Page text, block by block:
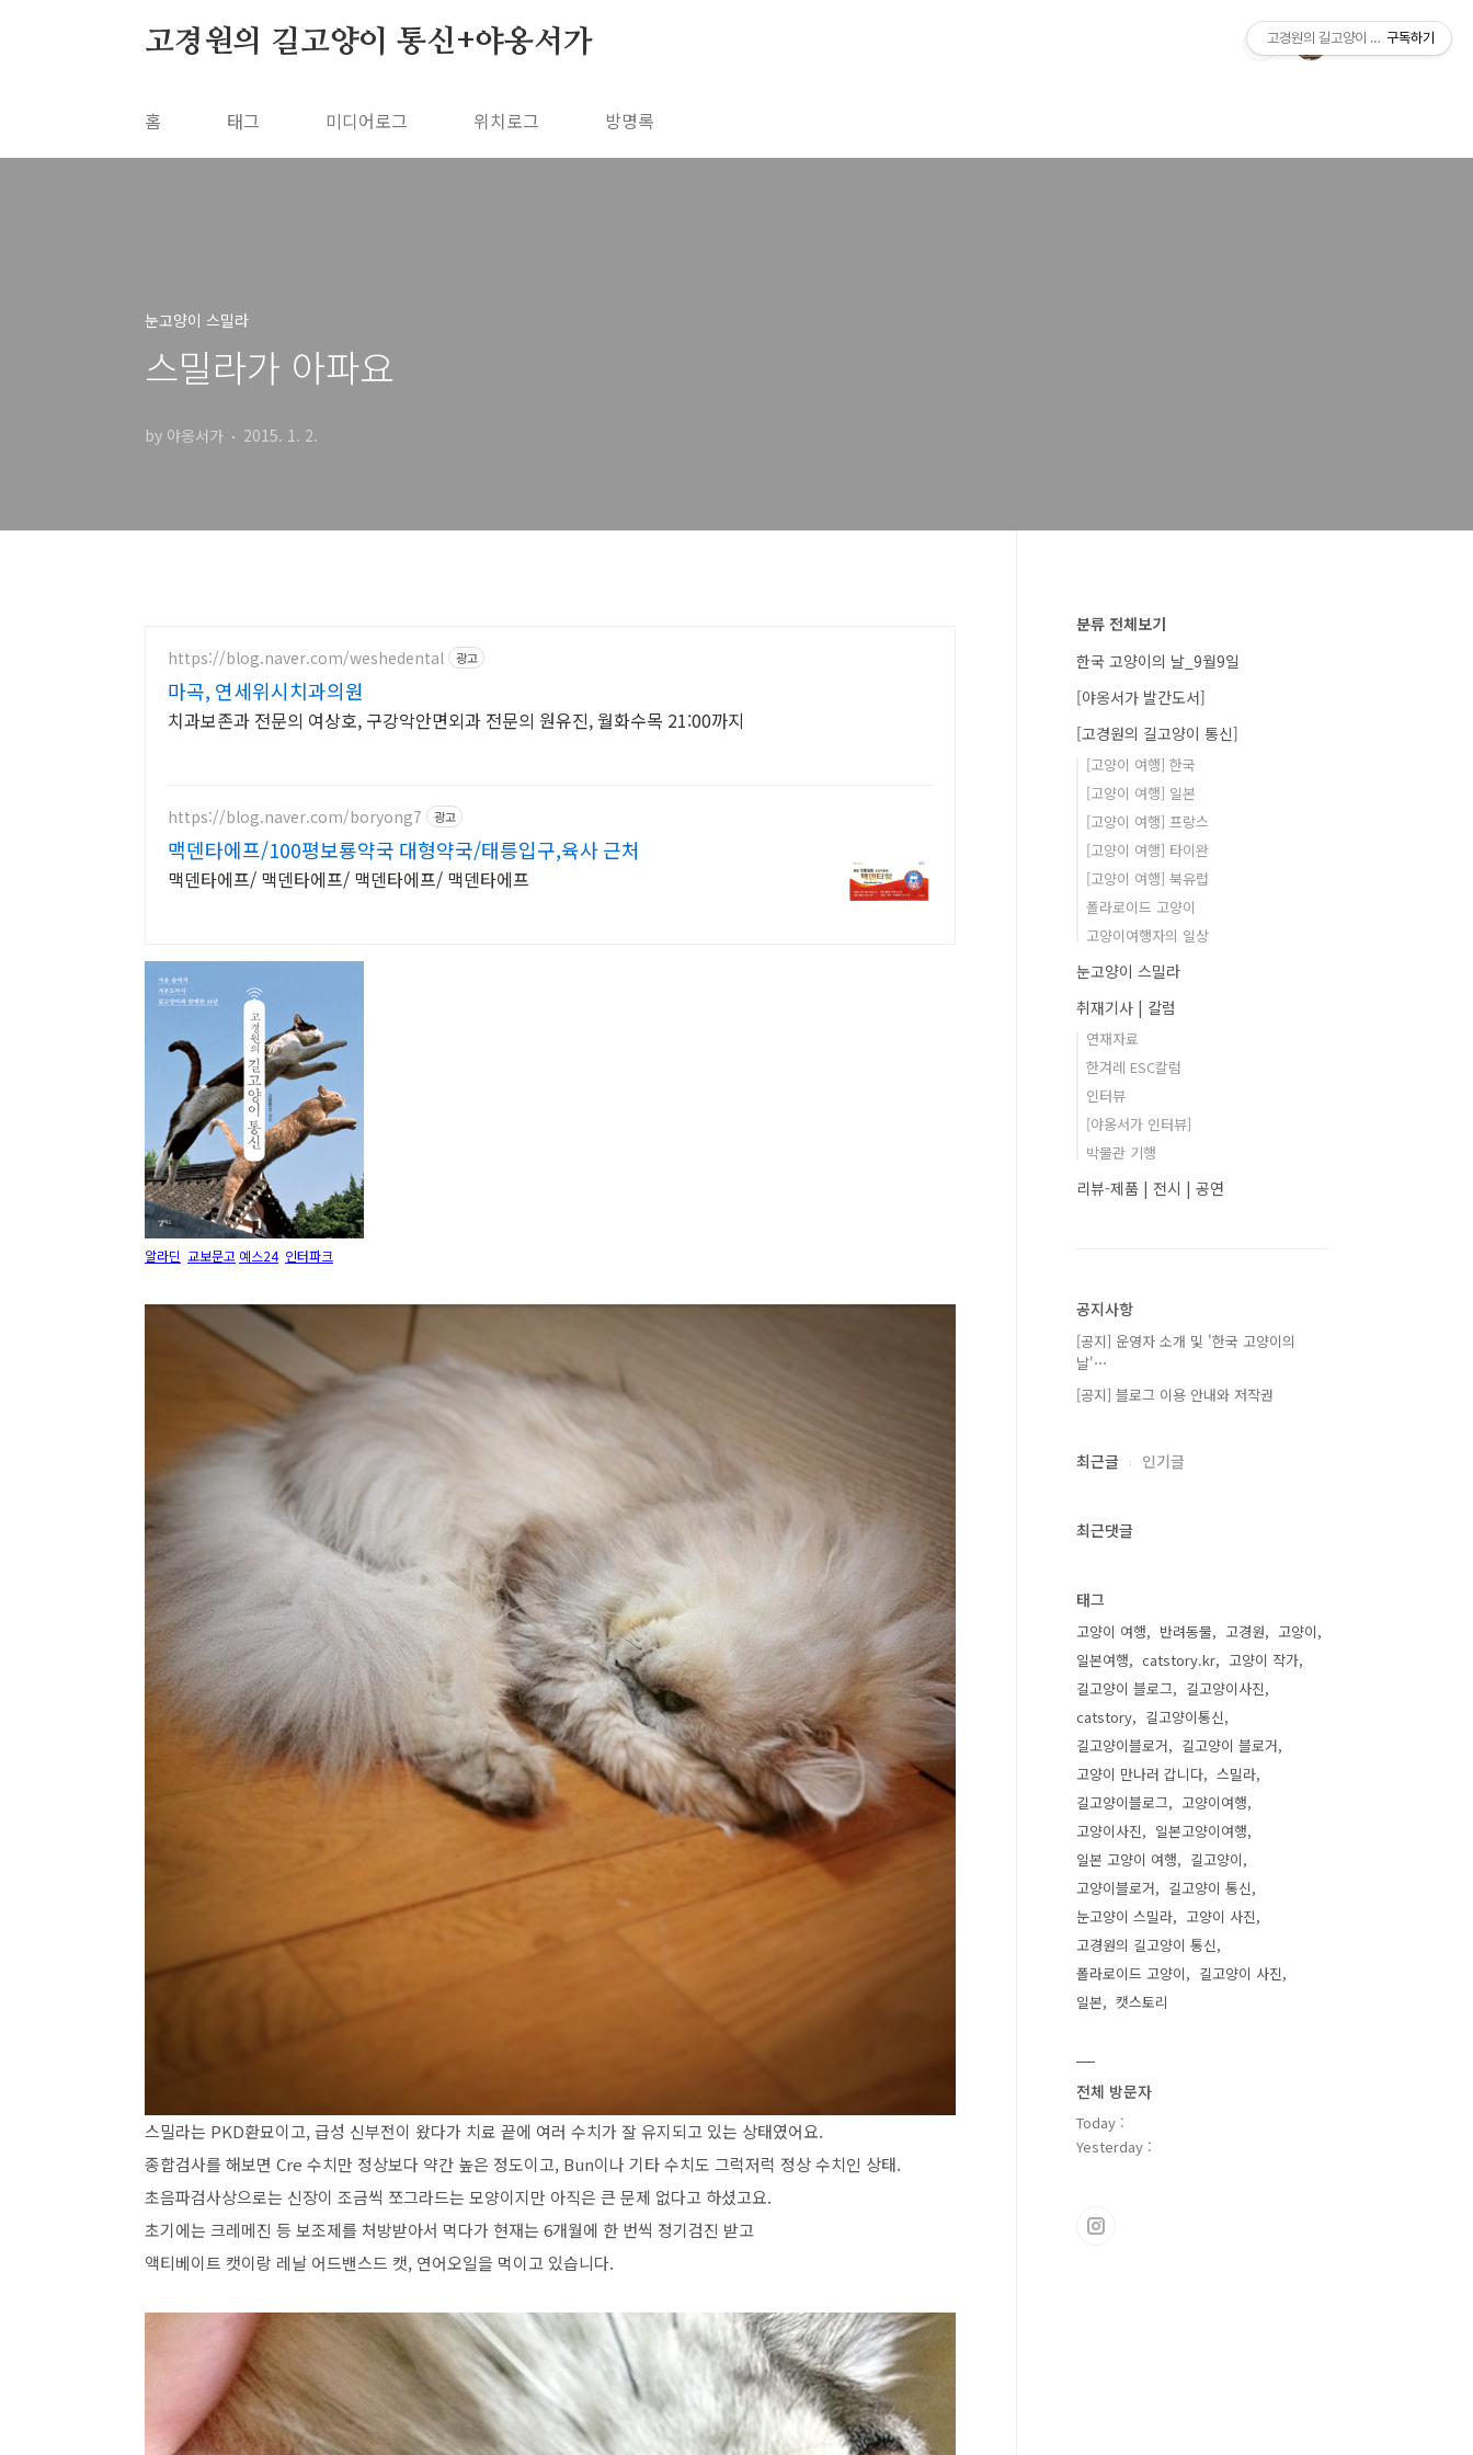
고경원의 길고양이 통신+야옹서가
홈 태그 미디어로그 위치로그 방명록
눈고양이 스밀라
스밀라가 아파요
by 야옹서가 2015. 1. 2.
https://blog.naver.com/weshedental 광고
마곡, 연세위시치과의원
치과보존과 전문의 여상호, 구강악안면외과 전문의 원유진, 월화수목 21:00까지
https://blog.naver.com/boryong7 광고
맥덴타에프/100평보룡약국 대형약국/태릉입구,육사 근처
맥덴타에프/ 맥덴타에프/ 맥덴타에프/ 맥덴타에프
알라딘 교보문고 예스24 인터파크
스밀라는 PKD환묘이고, 급성 신부전이 왔다가 치료 끝에 여러 수치가 잘 유지되고 있는 상태였어요.
종합검사를 해보면 Cre 수치만 정상보다 약간 높은 정도이고, Bun이나 기타 수치도 그럭저럭 정상 수치인 상태.
초음파검사상으로는 신장이 조금씩 쪼그라드는 모양이지만 아직은 큰 문제 없다고 하셨고요.
초기에는 크레메진 등 보조제를 처방받아서 먹다가 현재는 6개월에 한 번씩 정기검진 받고
액티베이트 캣이랑 레날 어드밴스드 캣, 연어오일을 먹이고 있습니다.
분류 전체보기
한국 고양이의 날_9월9일
[야옹서가 발간도서]
[고경원의 길고양이 통신]
[고양이 여행] 한국
[고양이 여행] 일본
[고양이 여행] 프랑스
[고양이 여행] 타이완
[고양이 여행] 북유럽
폴라로이드 고양이
고양이여행자의 일상
눈고양이 스밀라
취재기사 | 칼럼
연재자료
한겨레 ESC칼럼
인터뷰
[야옹서가 인터뷰]
박물관 기행
리뷰-제품 | 전시 | 공연
공지사항
[공지] 운영자 소개 및 '한국 고양이의
날'⋯
[공지] 블로그 이용 안내와 저작권
최근글 인기글
최근댓글
태그
고양이 여행 반려동물 고경원
고양이
일본여행
catstory.kr
고양이 작가
길고양이 블로그
길고양이사진
catstory
길고양이통신
길고양이블로거
길고양이 블로거
고양이 만나러 갑니다
스밀라
길고양이블로그
고양이여행
고양이사진
일본고양이여행
일본 고양이 여행
길고양이
고양이블로거
길고양이 통신
눈고양이 스밀라
고양이 사진
고경원의 길고양이 통신
폴라로이드 고양이
길고양이 사진
일본
캣스토리
전체 방문자
Today :
Yesterday :
고경원의 길고양이 통신+야옹서가
구독하기